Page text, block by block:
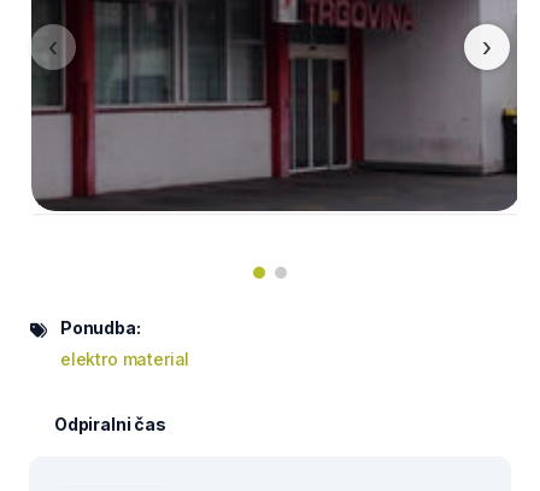
‹ ›
Ponudba:
elektro material
Odpiralni čas